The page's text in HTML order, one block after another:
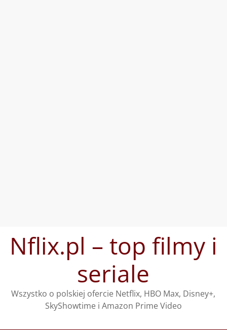
treściNflix.pl – top filmy i
seriale
Wszystko o polskiej ofercie Netflix, HBO Max, Disney+,
SkyShowtime i Amazon Prime Video